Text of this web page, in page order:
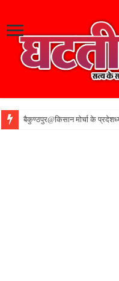
बैकुण्ठपुर@किसान मोर्चा के